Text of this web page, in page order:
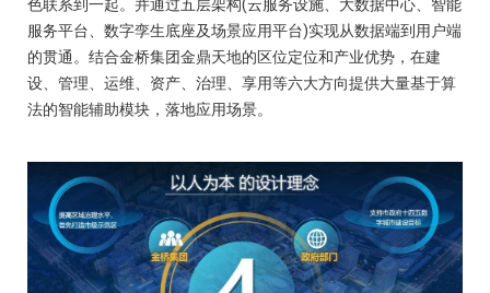
色联系到一起。并通过五层架构(云服务设施、大数据中心、智能
服务平台、数字孪生底座及场景应用平台)实现从数据端到用户端
的贯通。结合金桥集团金鼎天地的区位定位和产业优势，在建
设、管理、运维、资产、治理、享用等六大方向提供大量基于算
法的智能辅助模块，落地应用场景。